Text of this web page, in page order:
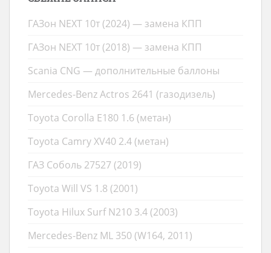
ГАЗон NEXT 10т (2024) — замена КПП
ГАЗон NEXT 10т (2018) — замена КПП
Scania CNG — дополнительные баллоны
Mercedes-Benz Actros 2641 (газодизель)
Toyota Corolla E180 1.6 (метан)
Toyota Camry XV40 2.4 (метан)
ГАЗ Соболь 27527 (2019)
Toyota Will VS 1.8 (2001)
Toyota Hilux Surf N210 3.4 (2003)
Mercedes-Benz ML 350 (W164, 2011)